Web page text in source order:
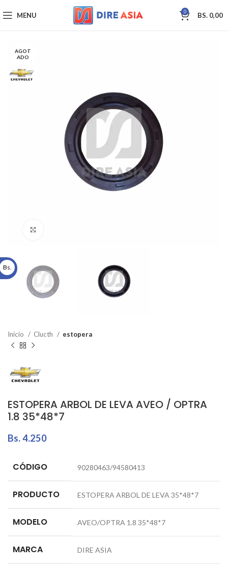
MENU 0 BS. 0,00
AGOT
ADO
Inicio Clucth estopera
ESTOPERA ARBOL DE LEVA AVEO / OPTRA
1.8 35*48*7
Bs.4.250
CÓDIGO 90280463/94580413
PRODUCTO ESTOPERA ARBOL DE LEVA 35*48*7
MODELO AVEO/OPTRA 1.8 35*48*7
MARCA DIRE ASIA
Bs.